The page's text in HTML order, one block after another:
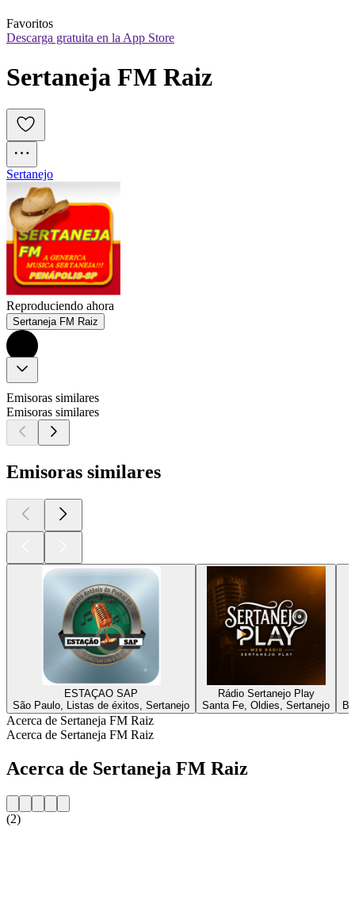
Favoritos
Descarga gratuita en la App Store
Sertaneja FM Raiz
Sertanejo
Reproduciendo ahora
Sertaneja FM Raiz
Emisoras similares
Emisoras similares
Emisoras similares
ESTAÇAO SAP
São Paulo, Listas de éxitos, Sertanejo
Rádio Sertanejo Play
Santa Fe, Oldies, Sertanejo
Acerca de Sertaneja FM Raiz
Acerca de Sertaneja FM Raiz
Acerca de Sertaneja FM Raiz
(2)